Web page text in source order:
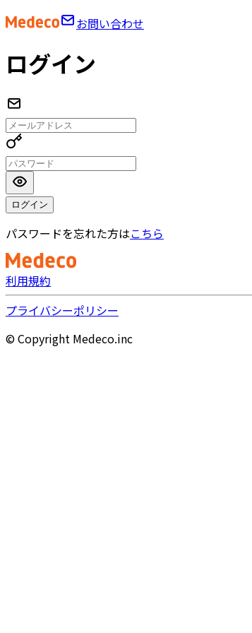
お問い合わせ
ログイン
ログイン
パスワードを忘れた方はこちら
利用規約
プライバシーポリシー
©︎ Copyright Medeco.inc